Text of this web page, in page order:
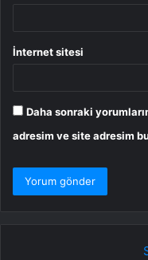
İnternet sitesi
Daha sonraki
adresim ve site adresim